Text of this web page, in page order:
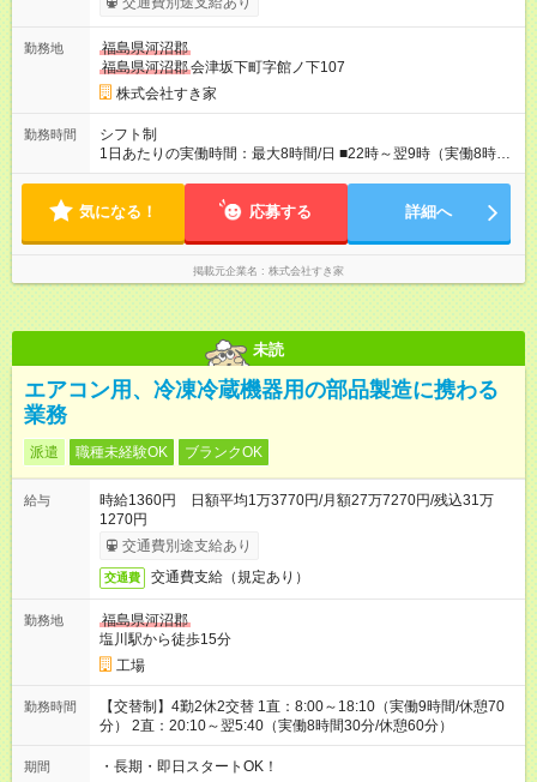
月収27万円以上 ※最大4回昇給のチャンスあり ※賞与年2回支給
勤務地
福島県河沼郡
福島県河沼郡会津坂下町字館ノ下107
株式会社すき家
勤務時間
シフト制
1日あたりの実働時間：最大8時間/日 ■22時～翌9時（実働8時
間） ※上記はあくまでも一例です。店舗により、時間が前後す
のシフトを組んでいます。 ★各店舗のサポートのために本社に
気になる！ 応募する 詳細へ
掲載元企業名 株式会社すき家
未読
エアコン用、冷凍冷蔵機器用の部品製造に携わる
業務
派遣 職種未経験OK ブランクOK
給与
時給1360円 日額平均1万3770円/月額27万7270円/残込31万
1270円
交通費別途支給あり
交通費 交通費支給（規定あり）
勤務地
福島県河沼郡
塩川駅から徒歩15分
工場
勤務時間
【交替制】4勤2休2交替 1直：8:00～18:10（実働9時間/休憩70
分） 2直：20:10～翌5:40（実働8時間30分/休憩60分）
期間 ・長期・即日スタートOK！